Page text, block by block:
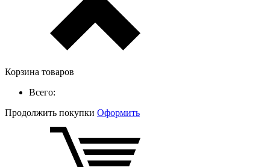
Корзина товаров
Всего:
Продолжить покупки Оформить